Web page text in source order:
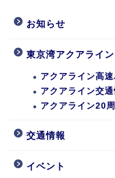
お知らせ
東京湾アクアライン
アクアライン高速
アクアライン交通
アクアライン20
交通情報
イベント